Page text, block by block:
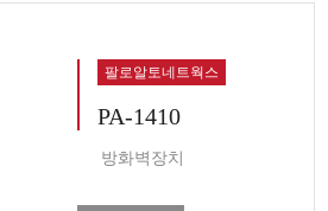
팔로알토네트웍스
PA-1410
방화벽장치